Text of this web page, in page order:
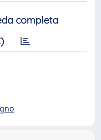
completa